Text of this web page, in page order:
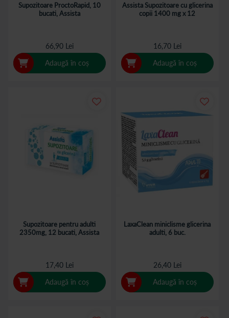
Supozitoare ProctoRapid, 10
bucati, Assista
66,90 Lei
Adaugă în coș
Assista Supozitoare cu glicerina
copii 1400 mg x 12
16,70 Lei
Adaugă în coș
Supozitoare pentru adulti
2350mg, 12 bucati, Assista
17,40 Lei
Adaugă în coș
LaxaClean miniclisme glicerina
adulti, 6 buc.
26,40 Lei
Adaugă în coș